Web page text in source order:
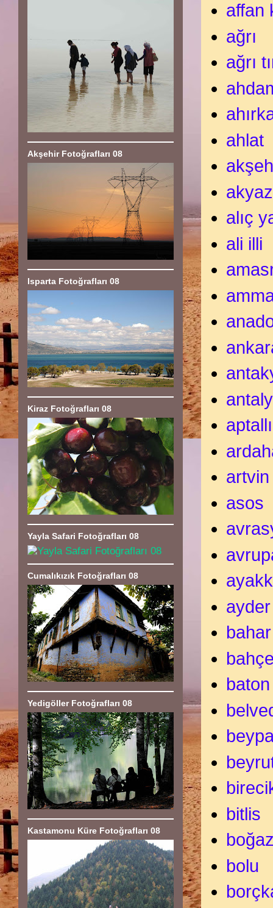
affan
ağrı
ağrı
ahlat
alıç
ali illi
artvin
asos
ayder
bahar
baton
bitlis
bolu
Akşehir Fotoğrafları 08
Isparta Fotoğrafları 08
Kiraz Fotoğrafları 08
Yayla Safari Fotoğrafları 08
Cumalıkızık Fotoğrafları 08
Yedigöller Fotoğrafları 08
Kastamonu Küre Fotoğrafları 08